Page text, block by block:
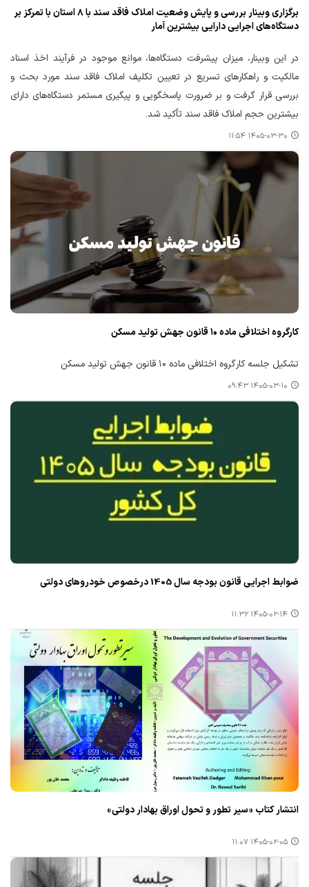
برگزاری وبینار بررسی و پایش وضعیت املاک فاقد سند با ۸ استان با تمرکز بر
دستگاه‌های اجرایی دارایی بیشترین آمار
در این وبینار، میزان پیشرفت دستگاه‌ها، موانع موجود در فرآیند اخذ اسناد
مالکیت و راهکارهای تسریع در تعیین تکلیف املاک فاقد سند مورد بحث و
بررسی قرار گرفت و بر ضرورت پاسخگویی و پیگیری مستمر دستگاه‌های دارای
بیشترین حجم املاک فاقد سند تأکید شد.
۱۴۰۵-۰۳-۳۰ ۱۱:۵۴
کارگروه اختلافی ماده ۱۰ قانون جهش تولید مسکن
تشکیل جلسه کارگروه اختلافی ماده ۱۰ قانون جهش تولید مسکن
۱۴۰۵-۰۳-۱۰ ۰۹:۴۳
ضوابط اجرایی قانون بودجه سال 1405 درخصوص خودروهای دولتی
۱۴۰۵-۰۲-۱۴ ۱۱:۳۲
انتشار کتاب «سیر تطور و تحول اوراق بهادار دولتی»
۱۴۰۵-۰۲-۰۵ ۱۱:۰۷